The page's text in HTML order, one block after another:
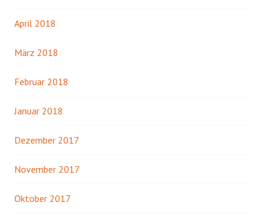
April 2018
März 2018
Februar 2018
Januar 2018
Dezember 2017
November 2017
Oktober 2017